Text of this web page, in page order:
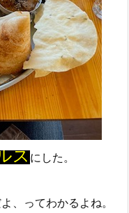
スにした。
、ってわかるよね。